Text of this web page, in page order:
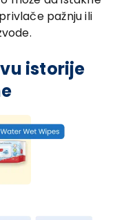
pažnju ili
istorije